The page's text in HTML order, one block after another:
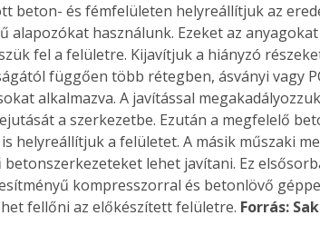
beton- és fémfelületen helyreállítjuk az
alapozókat használunk. Ezeket az
fel a felületre. Kijavítjuk a hiányzó
függően több rétegben, ásványi vagy
alkalmazva. A javítással
a szerkezetbe. Ezután a megfelelő
helyreállítjuk a felületet. A másik műszaki
lehet javítani. Ez
kompresszorral és betonlövő
fellőni az előkészített felületre. Forrás: